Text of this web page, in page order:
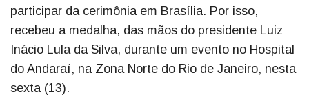
participar da cerimônia em Brasília. Por isso,
recebeu a medalha, das mãos do presidente Luiz
Inácio Lula da Silva, durante um evento no Hospital
do Andaraí, na Zona Norte do Rio de Janeiro, nesta
sexta (13).